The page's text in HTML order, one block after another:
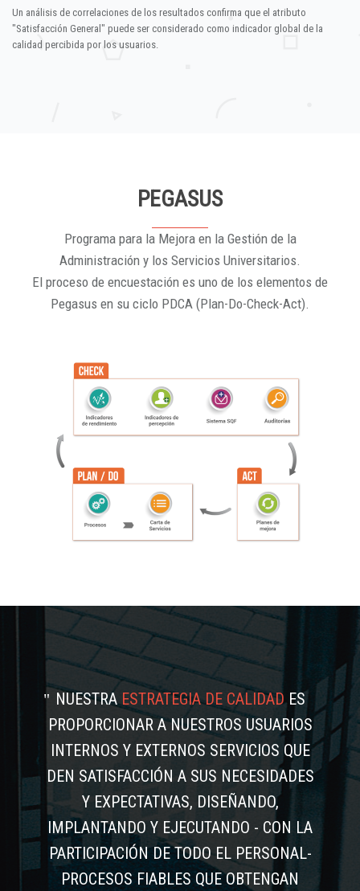
Un análisis de correlaciones de los resultados confirma que el atributo
"Satisfacción General" puede ser considerado como indicador global de la
calidad percibida por los usuarios.
PEGASUS
Programa para la Mejora en la Gestión de la
Administración y los Servicios Universitarios.
El proceso de encuestación es uno de los elementos de
Pegasus en su ciclo PDCA (Plan-Do-Check-Act).
NUESTRAESTRATEGIA DE CALIDADES
PROPORCIONAR A NUESTROS USUARIOS
INTERNOS Y EXTERNOS SERVICIOS QUE
DEN SATISFACCIÓN A SUS NECESIDADES
Y EXPECTATIVAS, DISEÑANDO,
IMPLANTANDO Y EJECUTANDO - CON LA
PARTICIPACIÓN DE TODO EL PERSONAL-
PROCESOS FIABLES QUE OBTENGAN